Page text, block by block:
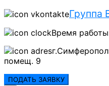
Группа
Время
помещ. 9
ПОДАТЬ ЗАЯВКУ